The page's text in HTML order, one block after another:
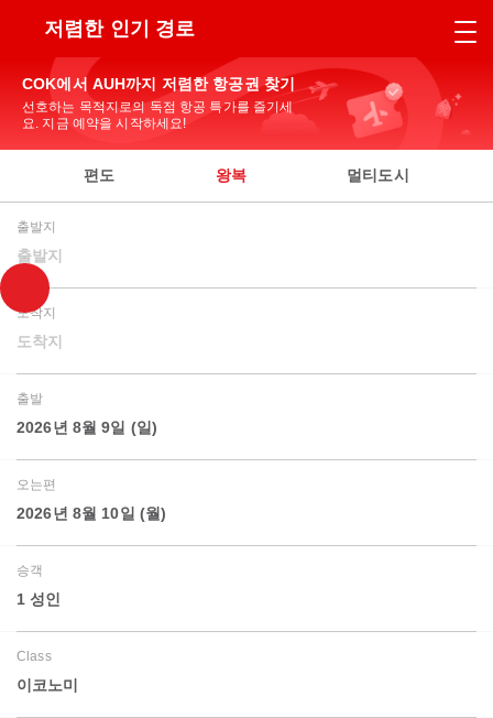
저렴한 인기 경로
COK에서 AUH까지 저렴한 항공권 찾기
선호하는 목적지로의 독점 항공 특가를 즐기세
요. 지금 예약을 시작하세요!
편도 왕복 멀티도시
출발지
출발지
도착지
도착지
출발
2026년 8월 9일 (일)
오는편
2026년 8월 10일 (월)
승객
1 성인
Class
이코노미